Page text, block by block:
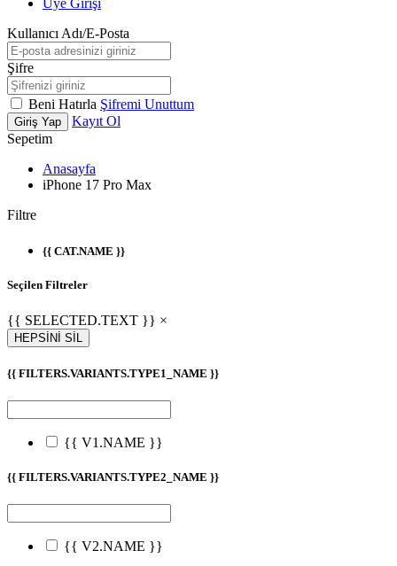
Üye Girişi
Kullanıcı Adı/E-Posta
Şifre
Beni Hatırla Şifremi Unuttum
Giriş Yap
Kayıt Ol
Sepetim
Anasayfa
iPhone 17 Pro Max
Filtre
{{ CAT.NAME }}
Seçilen Filtreler
{{ SELECTED.TEXT }} ×
HEPSİNİ SİL
{{ FILTERS.VARIANTS.TYPE1_NAME }}
{{ V1.NAME }}
{{ FILTERS.VARIANTS.TYPE2_NAME }}
{{ V2.NAME }}